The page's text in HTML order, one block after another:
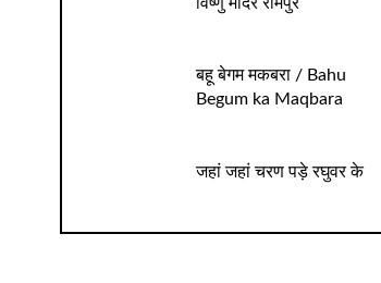
बहू बेगम मकबरा / Bahu
Begum ka Maqbara
जहां जहां चरण पड़े रघुवर के